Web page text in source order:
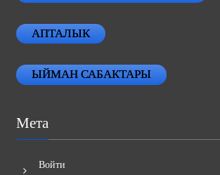
АПТАЛЫК
ЫЙМАН САБАКТАРЫ
Мета
Войти